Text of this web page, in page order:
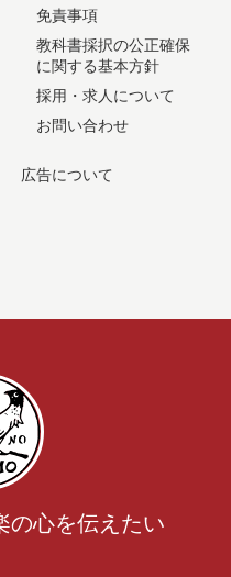
免責事項
教科書採択の公正確保
に関する基本方針
採用・求人について
お問い合わせ
広告について
の心を伝えたい